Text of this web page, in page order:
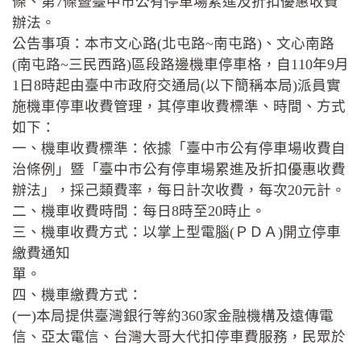
辦法。
公告事項：本市文心路(北屯路~南屯路)、文心南路
(南屯路~三民西路)區段路邊機車停車格，自110年9月
1日8時起由臺中市政府交通局(以下簡稱本局)派員實
施機車停車收費管理，其停車收費標準、時間、方式
如下：
一、機車收費標準：依據「臺中市公有停車場收費自
治條例」暨「臺中市公有停車場累進及折扣優惠收費
辦法」，採己類費率，每日計次收費，每次20元計。
二、機車收費時間：每日8時至20時止。
三、機車收費方式：以掌上型電腦(ＰＤＡ)開立停車
繳費通知
單。
四、機車繳費方式：
(一)本局提供臺灣銀行等約360家金融機構及遠傳電
信、亞太電信、台灣大哥大代扣停車費服務，民眾於